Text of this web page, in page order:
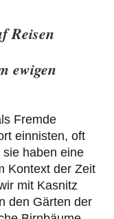
Reisen
ewigen
Fremde
einnisten, oft
haben eine
Kontext der Zeit
mit Kasnitz
den Gärten der